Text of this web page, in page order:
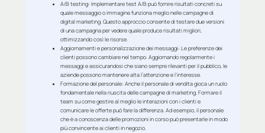
A/B testing:Implementare test A/B può fornire risultati concreti su
quale messaggio o immagine funziona meglio nelle campagne di
digital marketing. Questo approccio consente di testare due versioni
di una campagna per vedere quale produce risultati migliori,
ottimizzando così le risorse.
Aggiornamenti e personalizzazione dei messaggi: Le preferenze dei
clienti possono cambiare nel tempo. Aggiornando regolarmente i
messaggi e assicurandosi che siano sempre rilevanti per il pubblico, le
aziende possono mantenere alta l’attenzione e l’interesse.
Formazione del personale: Anche il personale di vendita gioca un ruolo
fondamentale nella riuscita delle campagne di marketing. Formare il
team su come gestire al meglio le interazioni con i clienti e
comunicare le offerte può fare la differenza. Ad esempio, il personale
che è a conoscenza delle promozioni in corso può presentarle in modo
più convincente ai clienti in negozio.